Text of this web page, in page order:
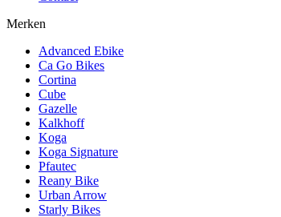
Merken
Advanced Ebike
Ca Go Bikes
Cortina
Cube
Gazelle
Kalkhoff
Koga
Koga Signature
Pfautec
Reany Bike
Urban Arrow
Starly Bikes